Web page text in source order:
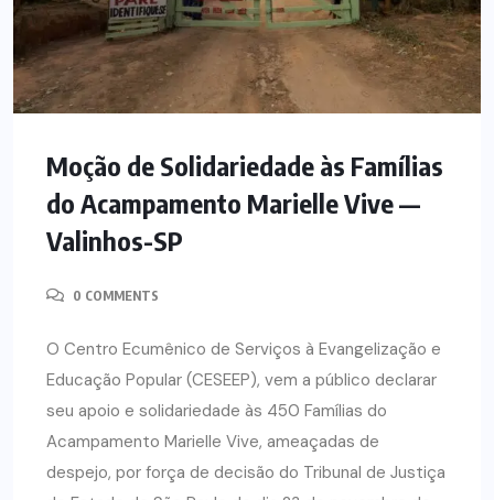
Moção de Solidariedade às Famílias
do Acampamento Marielle Vive —
Valinhos-SP
0 COMMENTS
O Centro Ecumênico de Serviços à Evangelização e
Educação Popular (CESEEP), vem a público declarar
seu apoio e solidariedade às 450 Famílias do
Acampamento Marielle Vive, ameaçadas de
despejo, por força de decisão do Tribunal de Justiça